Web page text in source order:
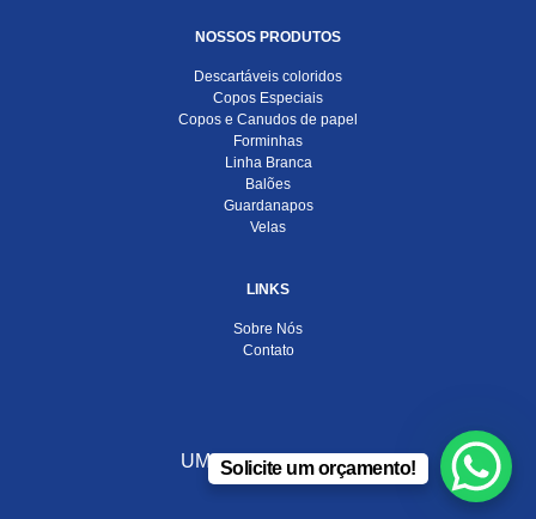
NOSSOS PRODUTOS
Descartáveis coloridos
Copos Especiais
Copos e Canudos de papel
Forminhas
Linha Branca
Balões
Guardanapos
Velas
LINKS
Sobre Nós
Contato
UMA EMPRESA DO
Solicite um orçamento!